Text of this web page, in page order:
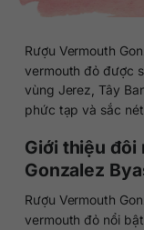
Rượu Vermouth
vermouth đỏ được
vùng Jerez, Tây
phức tạp và sắc
Giới thiệu
Gonzalez
Rượu Vermouth
vermouth đỏ nổi